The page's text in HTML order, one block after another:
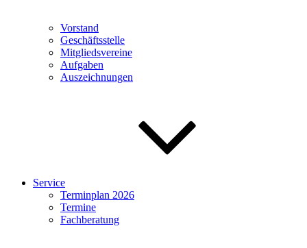
Vorstand
Geschäftsstelle
Mitgliedsvereine
Aufgaben
Auszeichnungen
Service
Terminplan 2026
Termine
Fachberatung